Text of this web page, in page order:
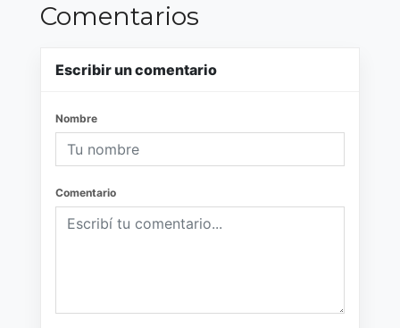
Comentarios
Escribir un comentario
Nombre
Comentario